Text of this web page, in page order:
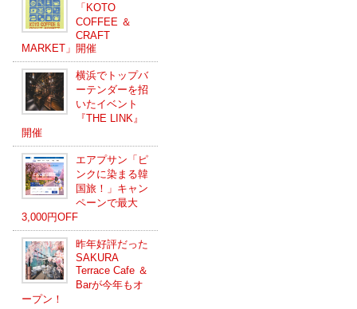
「KOTO
COFFEE ＆
CRAFT
MARKET」開催
横浜でトップバ
ーテンダーを招
いたイベント
『THE LINK』
開催
エアプサン「ピ
ンクに染まる韓
国旅！」キャン
ペーンで最大
3,000円OFF
昨年好評だった
SAKURA
Terrace Cafe ＆
Barが今年もオ
ープン！